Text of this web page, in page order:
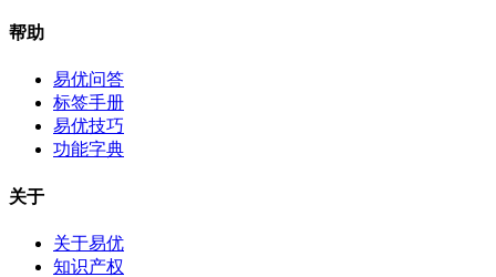
帮助
易优问答
标签手册
易优技巧
功能字典
关于
关于易优
知识产权